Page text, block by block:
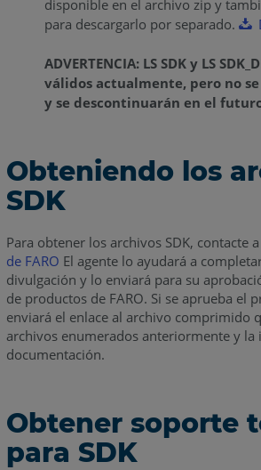
disponible en el archivo zip y
para descargarlo por separado.
ADVERTENCIA: LS SDK y LS
válidos actualmente, pero no
y se descontinuarán en el
Obteniendo los
SDK
Para obtener los archivos SDK, contacte
de FARO El agente lo ayudará a
divulgación y lo enviará para su
de productos de FARO. Si se aprueba el
enviará el enlace al archivo comprimido
archivos enumerados anteriormente y la
documentación.
Obtener soporte
para SDK